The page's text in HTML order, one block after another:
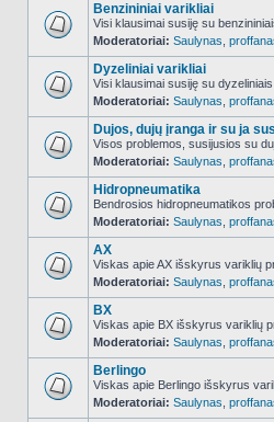
NO_UNREAD_POSTS
Benzininiai varikliai
Visi klausimai susiję su
Moderatoriai: Saulynas
NO_UNREAD_POSTS
Dyzeliniai varikliai
Visi klausimai susiję su
Moderatoriai: Saulynas
NO_UNREAD_POSTS
Dujos, dujų įranga ir su ja
Visos problemos, susijusios su
Moderatoriai: Saulynas
NO_UNREAD_POSTS
Hidropneumatika
Bendrosios hidropneumatikos
Moderatoriai: Saulynas
NO_UNREAD_POSTS
AX
Viskas apie AX išskyrus variklių
Moderatoriai: Saulynas
NO_UNREAD_POSTS
BX
Viskas apie BX išskyrus variklių
Moderatoriai: Saulynas
NO_UNREAD_POSTS
Berlingo
Viskas apie Berlingo išskyrus
Moderatoriai: Saulynas